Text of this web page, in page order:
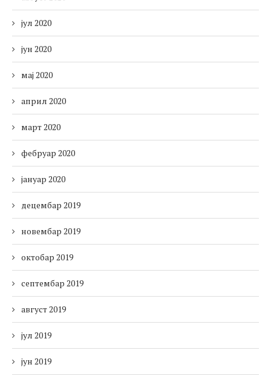
јул 2020
јун 2020
мај 2020
април 2020
март 2020
фебруар 2020
јануар 2020
децембар 2019
новембар 2019
октобар 2019
септембар 2019
август 2019
јул 2019
јун 2019